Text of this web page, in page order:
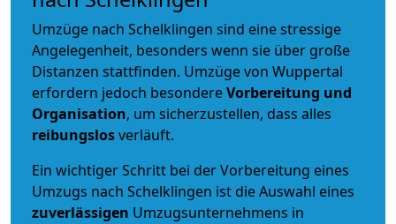
Umzüge nach Schelklingen sind eine stressige
Angelegenheit, besonders wenn sie über große
Distanzen stattfinden. Umzüge von Wuppertal
erfordern jedoch besondereVorbereitung und
Organisation, um sicherzustellen, dass alles
reibungslosverläuft.
Ein wichtiger Schritt bei der Vorbereitung eines
Umzugs nach Schelklingen ist die Auswahl eines
zuverlässigen Umzugsunternehmens in